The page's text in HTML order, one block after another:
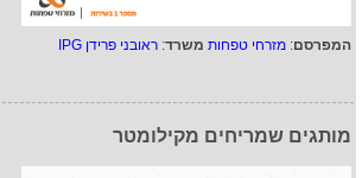
המפרסם: מזרחי טפחות משרד: ראובני פרידן IPG
מותגים שמריחים מקילומטר